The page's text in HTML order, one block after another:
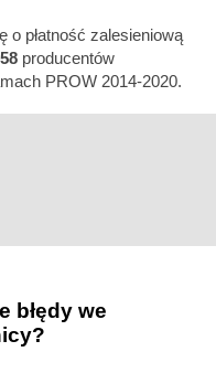
płatność zalesieniową
producentów
PROW 2014-2020.
błędy we